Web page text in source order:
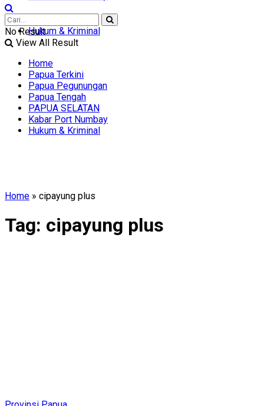
Hukum & Kriminal
No Result
View All Result
Home
Papua Terkini
Papua Pegunungan
Papua Tengah
PAPUA SELATAN
Kabar Port Numbay
Hukum & Kriminal
Home » cipayung plus
Tag: cipayung plus